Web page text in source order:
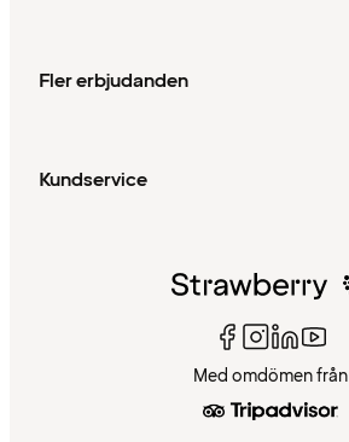
Fler erbjudanden
Kundservice
Med omdömen från